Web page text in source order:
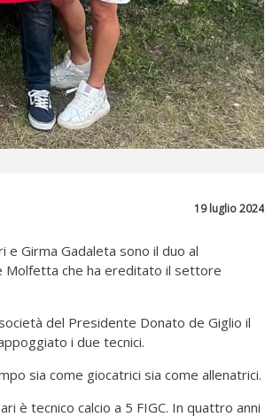
19 luglio 2024
e Girma Gadaleta sono il duo al
Molfetta che ha ereditato il settore
del Presidente Donato de Giglio il
i due tecnici.
sia come giocatrici sia come allenatrici.
è tecnico calcio a 5 FIGC. In quattro anni